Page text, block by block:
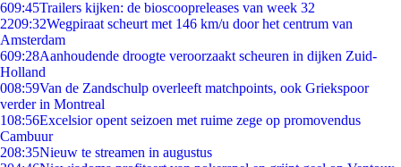
609:45Trailers kijken: de bioscoopreleases van week 32
2209:32Wegpiraat scheurt met 146 km/u door het centrum van
Amsterdam
609:28Aanhoudende droogte veroorzaakt scheuren in dijken Zuid-
Holland
008:59Van de Zandschulp overleeft matchpoints, ook Griekspoor
verder in Montreal
108:56Excelsior opent seizoen met ruime zege op promovendus
Cambuur
208:35Nieuw te streamen in augustus